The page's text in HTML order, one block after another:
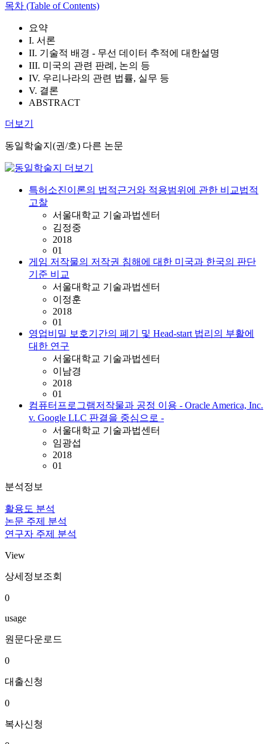
목차 (Table of Contents)
요약
I. 서론
II. 기술적 배경 - 무선 데이터 추적에 대한설명
III. 미국의 관련 판례, 논의 등
IV. 우리나라의 관련 법률, 실무 등
V. 결론
ABSTRACT
더보기
동일학술지(권/호) 다른 논문
특허소진이론의 법적근거와 적용범위에 관한 비교법적
고찰
서울대학교 기술과법센터
김정중
2018
01
게임 저작물의 저작권 침해에 대한 미국과 한국의 판단
기준 비교
서울대학교 기술과법센터
이정훈
2018
01
영업비밀 보호기간의 폐기 및 Head-start 법리의 부활에
대한 연구
서울대학교 기술과법센터
이남경
2018
01
컴퓨터프로그램저작물과 공정 이용 - Oracle America, Inc.
v. Google LLC 판결을 중심으로 -
서울대학교 기술과법센터
임광섭
2018
01
분석정보
활용도 분석
논문 주제 분석
연구자 주제 분석
View
상세정보조회
0
usage
원문다운로드
0
대출신청
0
복사신청